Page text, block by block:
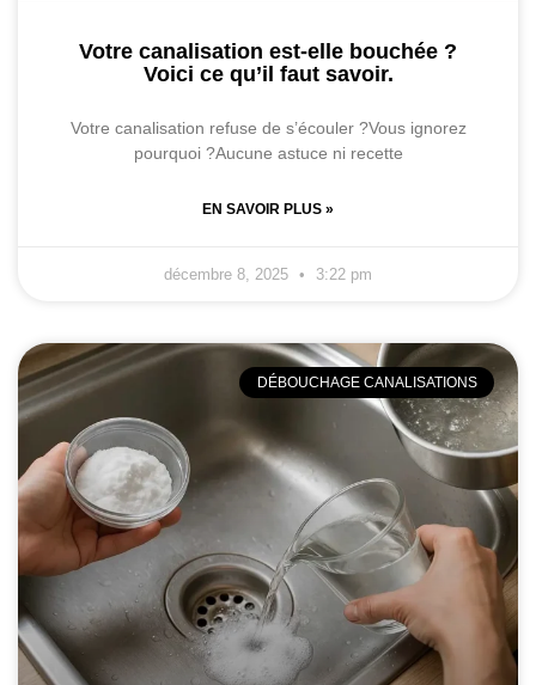
Votre canalisation est-elle bouchée ?
Voici ce qu’il faut savoir.
Votre canalisation refuse de s’écouler ?Vous ignorez
pourquoi ?Aucune astuce ni recette
EN SAVOIR PLUS »
décembre 8, 2025 3:22 pm
DÉBOUCHAGE CANALISATIONS